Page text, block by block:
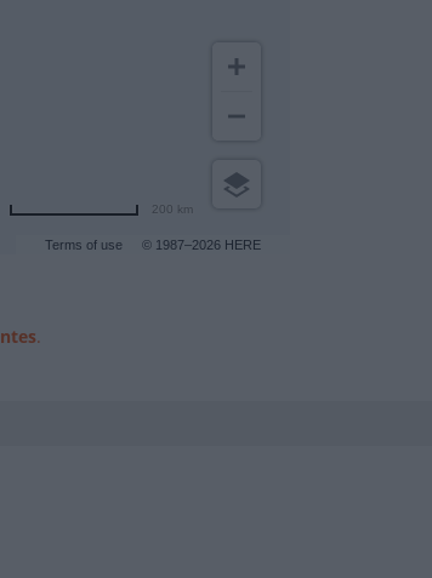
Terms of use © 1987–2026 HERE
200 km
.